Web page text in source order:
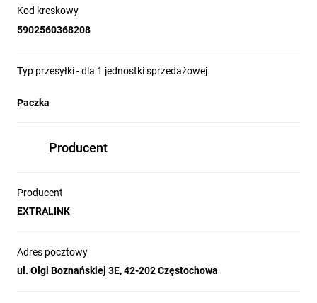
Kod kreskowy
5902560368208
Typ przesyłki - dla 1 jednostki sprzedażowej
Paczka
Producent
Producent
EXTRALINK
Adres pocztowy
ul. Olgi Boznańskiej 3E, 42-202 Częstochowa